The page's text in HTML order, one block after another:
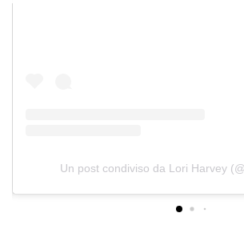
Un post condiviso da Lori Harvey